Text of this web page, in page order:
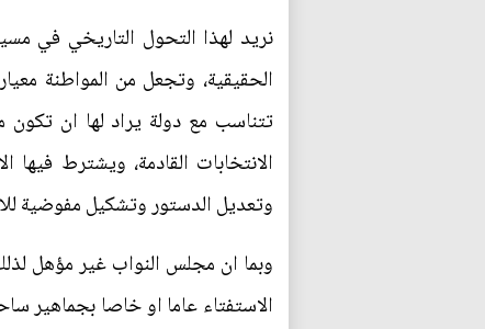
نريد لهذا التحول التاريخي في
الحقيقية، وتجعل من المواطنة
تتناسب مع دولة يراد لها ان
الانتخابات القادمة، ويشترط
وتعديل الدستور وتشكيل مفوضية
وبما ان مجلس النواب غير مؤهل
الاستفتاء عاما او خاصا بجماهير